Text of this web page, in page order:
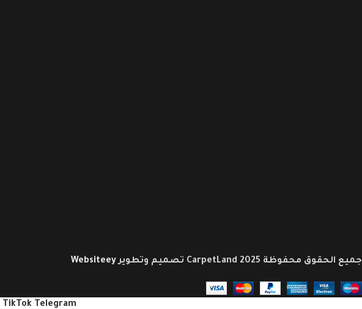
جميع الحقوق محفوظة CarpetLand 2025 تصميم وتطوير Websiteey
TikTok Telegram